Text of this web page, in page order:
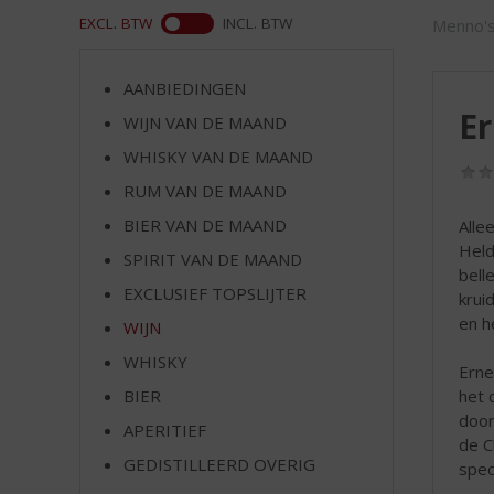
en
het
de
EXCL. BTW INCL. BTW
AANBIEDINGEN
WIJN VAN DE MAAND
WHISKY VAN DE MAAND
RUM VAN DE MAAND
BIER VAN DE MAAND
SPIRIT VAN DE MAAND
EXCLUSIEF TOPSLIJTER
WIJN
WHISKY
BIER
APERITIEF
GEDISTILLEERD OVERIG